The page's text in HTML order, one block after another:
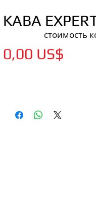
KABA
0,00 US$
стоимость